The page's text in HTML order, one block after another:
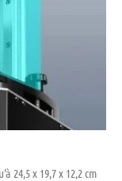
24,5 x 19,7 x 12,2 cm